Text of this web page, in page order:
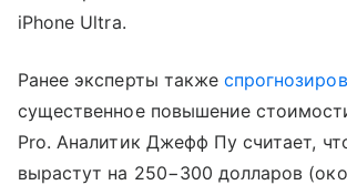
iPhone Ultra.
Ранее эксперты также
существенное повышение
Pro. Аналитик Джефф Пу считает,
вырастут на 250−300 долларов